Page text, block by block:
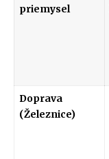
priemysel
Doprava
(Železnice)